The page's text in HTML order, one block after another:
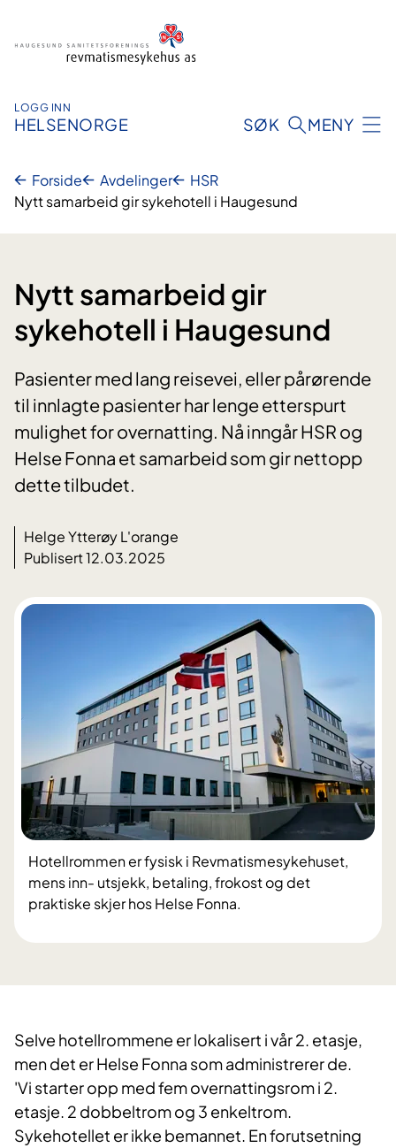
LOGG INN
HELSENORGE SØK MENY
Forside Avdelinger
HSR
Nytt samarbeid gir sykehotell i Haugesund
Nytt samarbeid gir
sykehotell i Haugesund
Pasienter med lang reisevei, eller pårørende
til innlagte pasienter har lenge etterspurt
mulighet for overnatting. Nå inngår HSR og
Helse Fonna et samarbeid som gir nettopp
dette tilbudet.
Helge Ytterøy L'orange
Publisert 12.03.2025
Hotellrommen er fysisk i Revmatismesykehuset,
mens inn- utsjekk, betaling, frokost og det
praktiske skjer hos Helse Fonna.
Selve hotellrommene er lokalisert i vår 2. etasje,
men det er Helse Fonna som administrerer de.
'Vi starter opp med fem overnattingsrom i 2.
etasje. 2 dobbeltrom og 3 enkeltrom.
Sykehotellet er ikke bemannet. En forutsetning